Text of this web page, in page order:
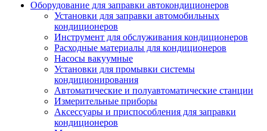
Оборудование для заправки автокондиционеров
Установки для заправки автомобильных
кондиционеров
Инструмент для обслуживания кондиционеров
Расходные материалы для кондиционеров
Насосы вакуумные
Установки для промывки системы
кондиционирования
Автоматические и полуавтоматические станции
Измерительные приборы
Аксессуары и приспособления для заправки
кондиционеров